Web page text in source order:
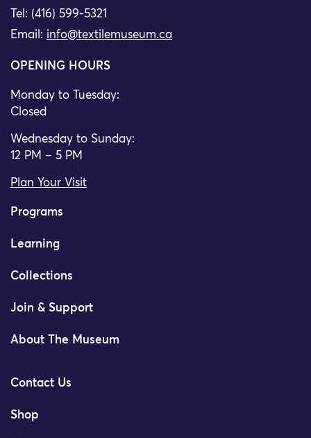
Tel: (416) 599-5321
Email: info@textilemuseum.ca
OPENING HOURS
Monday to Tuesday:
Closed
Wednesday to Sunday:
12 PM – 5 PM
Plan Your Visit
Programs
Learning
Collections
Join & Support
About The Museum
Contact Us
Shop